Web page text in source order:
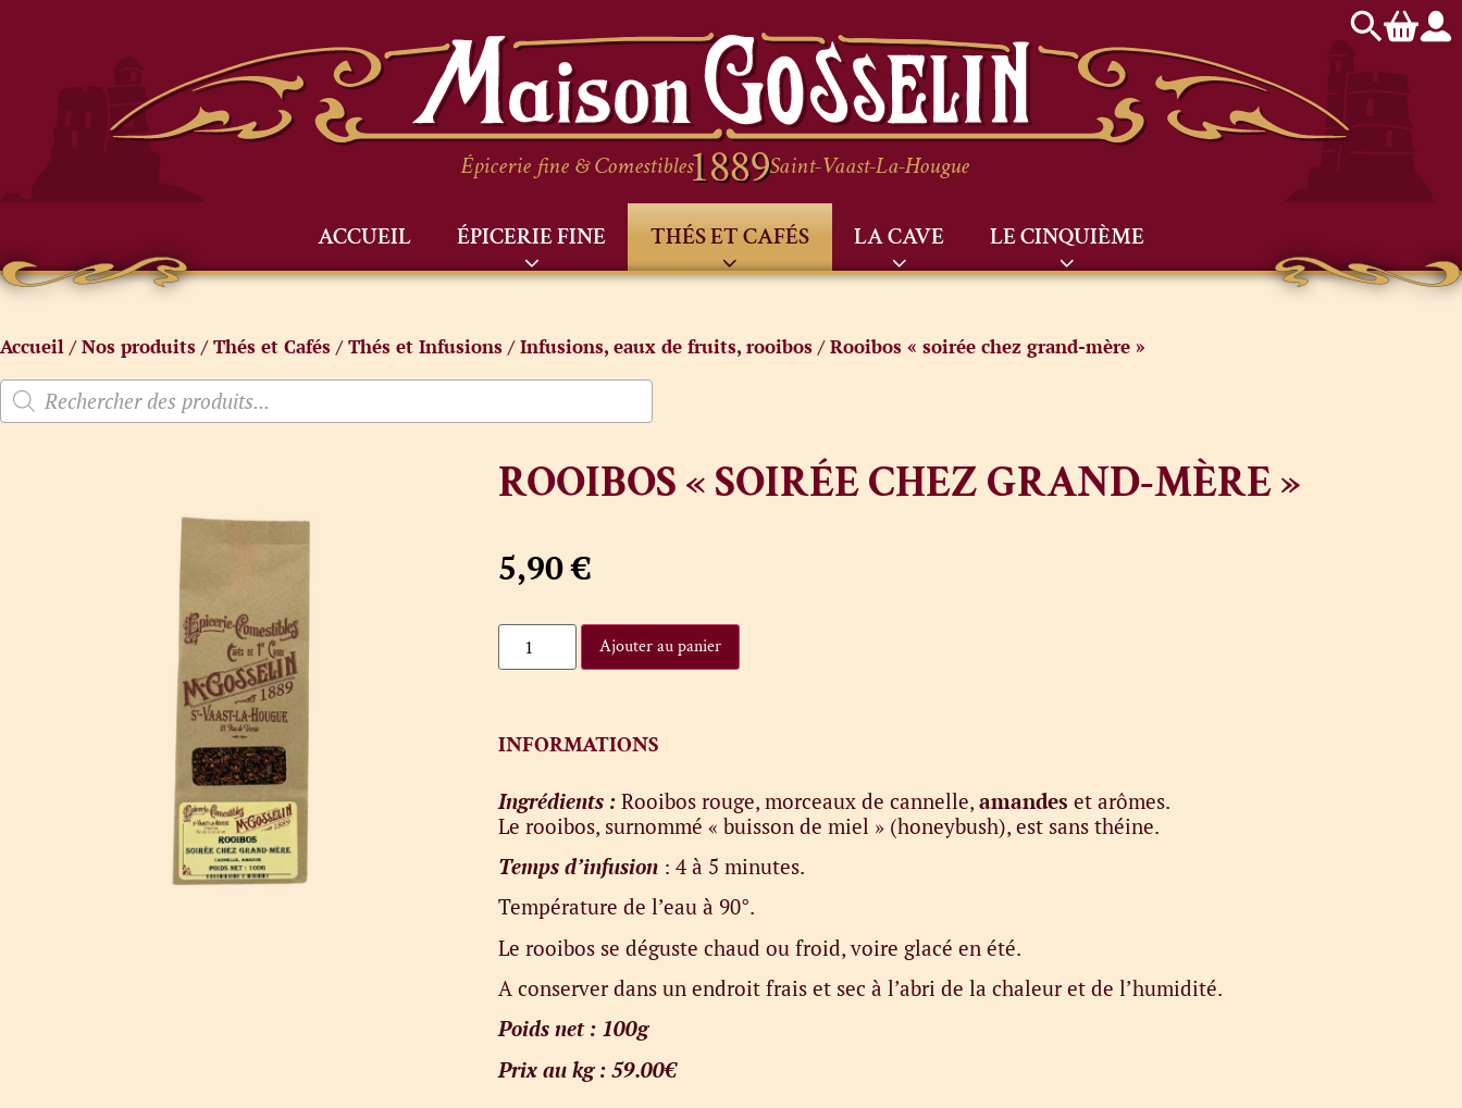
Épicerie fine & Comestibles Saint-Vaast-La-Hougue
ACCUEIL ÉPICERIE FINE THÉS ET CAFÉS LA CAVE LE CINQUIÈME
Accueil /Nos produits /Thés et Cafés /Thés et Infusions /Infusions, eaux de fruits, rooibos / Rooibos « soirée chez grand-mère »
ROOIBOS « SOIRÉE CHEZ GRAND-MÈRE »
5,90€
Ajouter au panier
INFORMATIONS
Ingrédients :Rooibos rouge, morceaux de cannelle, amandes et arômes.
Le rooibos, surnommé « buisson de miel » (honeybush), est sans théine.
Temps d’infusion : 4 à 5 minutes.
Température de l’eau à 90°.
Le rooibos se déguste chaud ou froid, voire glacé en été.
A conserver dans un endroit frais et sec à l’abri de la chaleur et de l’humidité.
Poids net : 100g
Prix au kg : 59.00€